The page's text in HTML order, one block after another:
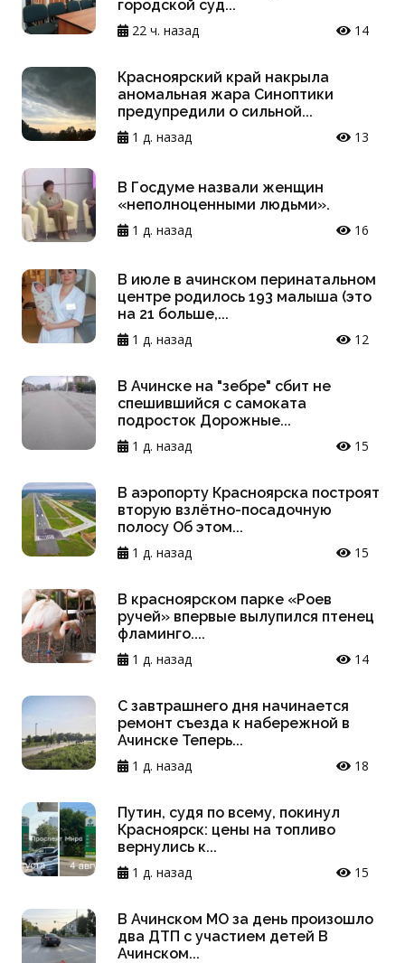
городской суд...
22 ч. назад
14
Красноярский край накрыла
аномальная жара Синоптики
предупредили о сильной...
1 д. назад
13
В Госдуме назвали женщин
«неполноценными людьми».
1 д. назад
16
В июле в ачинском перинатальном
центре родилось 193 малыша (это
на 21 больше,...
1 д. назад
12
В Ачинске на "зебре" сбит не
спешившийся с самоката
подросток Дорожные...
1 д. назад
15
В аэропорту Красноярска построят
вторую взлётно-посадочную
полосу Об этом...
1 д. назад
15
В красноярском парке «Роев
ручей» впервые вылупился птенец
фламинго....
1 д. назад
14
С завтрашнего дня начинается
ремонт съезда к набережной в
Ачинске Теперь...
1 д. назад
18
Путин, судя по всему, покинул
Красноярск: цены на топливо
вернулись к...
1 д. назад
15
В Ачинском МО за день произошло
два ДТП с участием детей В
Ачинском...